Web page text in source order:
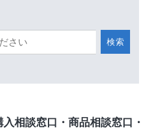
検索
相談窓口・商品相談窓口・